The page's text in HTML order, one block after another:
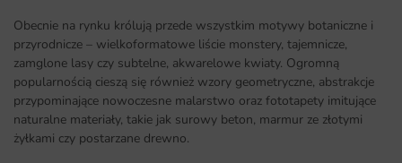
Obecnie na rynku królują przede wszystkim motywy botaniczne i
przyrodnicze – wielkoformatowe liście monstery, tajemnicze,
zamglone lasy czy subtelne, akwarelowe kwiaty. Ogromną
popularnością cieszą się również wzory geometryczne, abstrakcje
przypominające nowoczesne malarstwo oraz fototapety imitujące
naturalne materiały, takie jak surowy beton, marmur ze złotymi
żyłkami czy postarzane drewno.